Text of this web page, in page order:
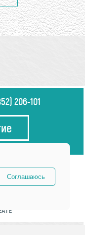
206-101
Соглашаюсь